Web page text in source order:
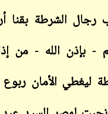
الشرطة بقنا
- بإذن الله - من
ليغطي الأمان